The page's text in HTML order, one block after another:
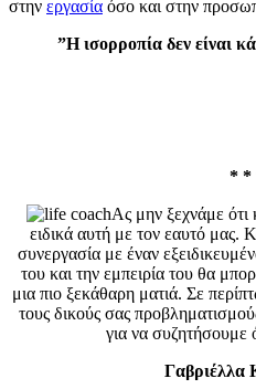
στην εργασία όσο και στην
”Η ισορροπία δεν είναι
* *
Ας μην ξεχνάμε ότι
ειδικά αυτή με τον εαυτό μας.
συνεργασία με έναν
του και την εμπειρία του θα
μια πιο ξεκάθαρη ματιά. Σε
τους δικούς σας
για να συζητήσουμε
Γαβριέλλα